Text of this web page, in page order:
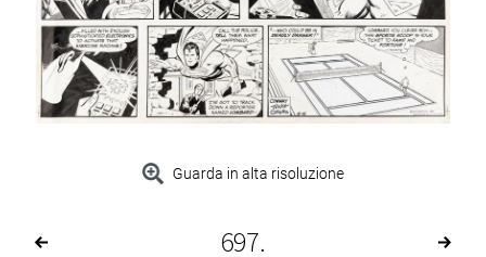
Guarda in alta risoluzione
697